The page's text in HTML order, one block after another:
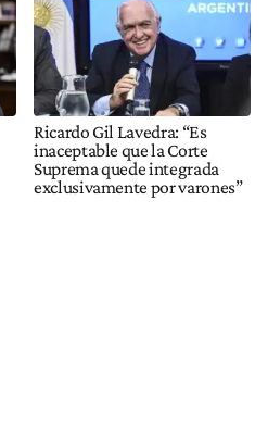
Ricardo Gil Lavedra: “Es
inaceptable que la Corte
Suprema quede integrada
exclusivamente por varones”